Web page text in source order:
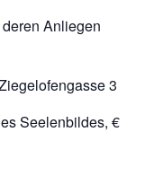
Anliegen
3
Seelenbildes, €